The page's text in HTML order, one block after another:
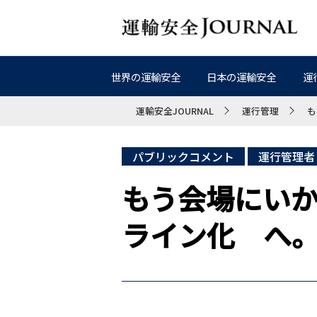
世界の運輸安全 日本の運輸安全 運
運輸安全JOURNAL 運行管理
パブリックコメント 運行管理者
もう会場にい
ライン化 へ